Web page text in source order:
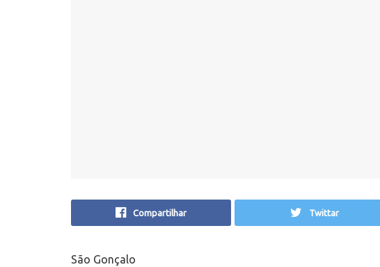
Compartilhar Twittar
São Gonçalo